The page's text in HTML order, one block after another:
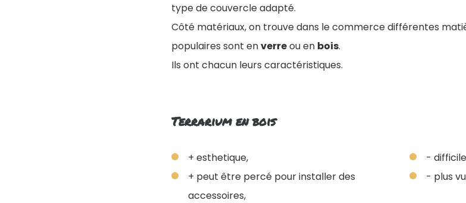
type de couvercle adapté.
Côté matériaux, on trouve dans le commerce différentes
populaires sont enverreou en bois.
Ils ont chacun leurs caractéristiques.
Terrarium en bois
+ esthetique,
+ peut être percé pour installer des
accessoires,
-
- plus